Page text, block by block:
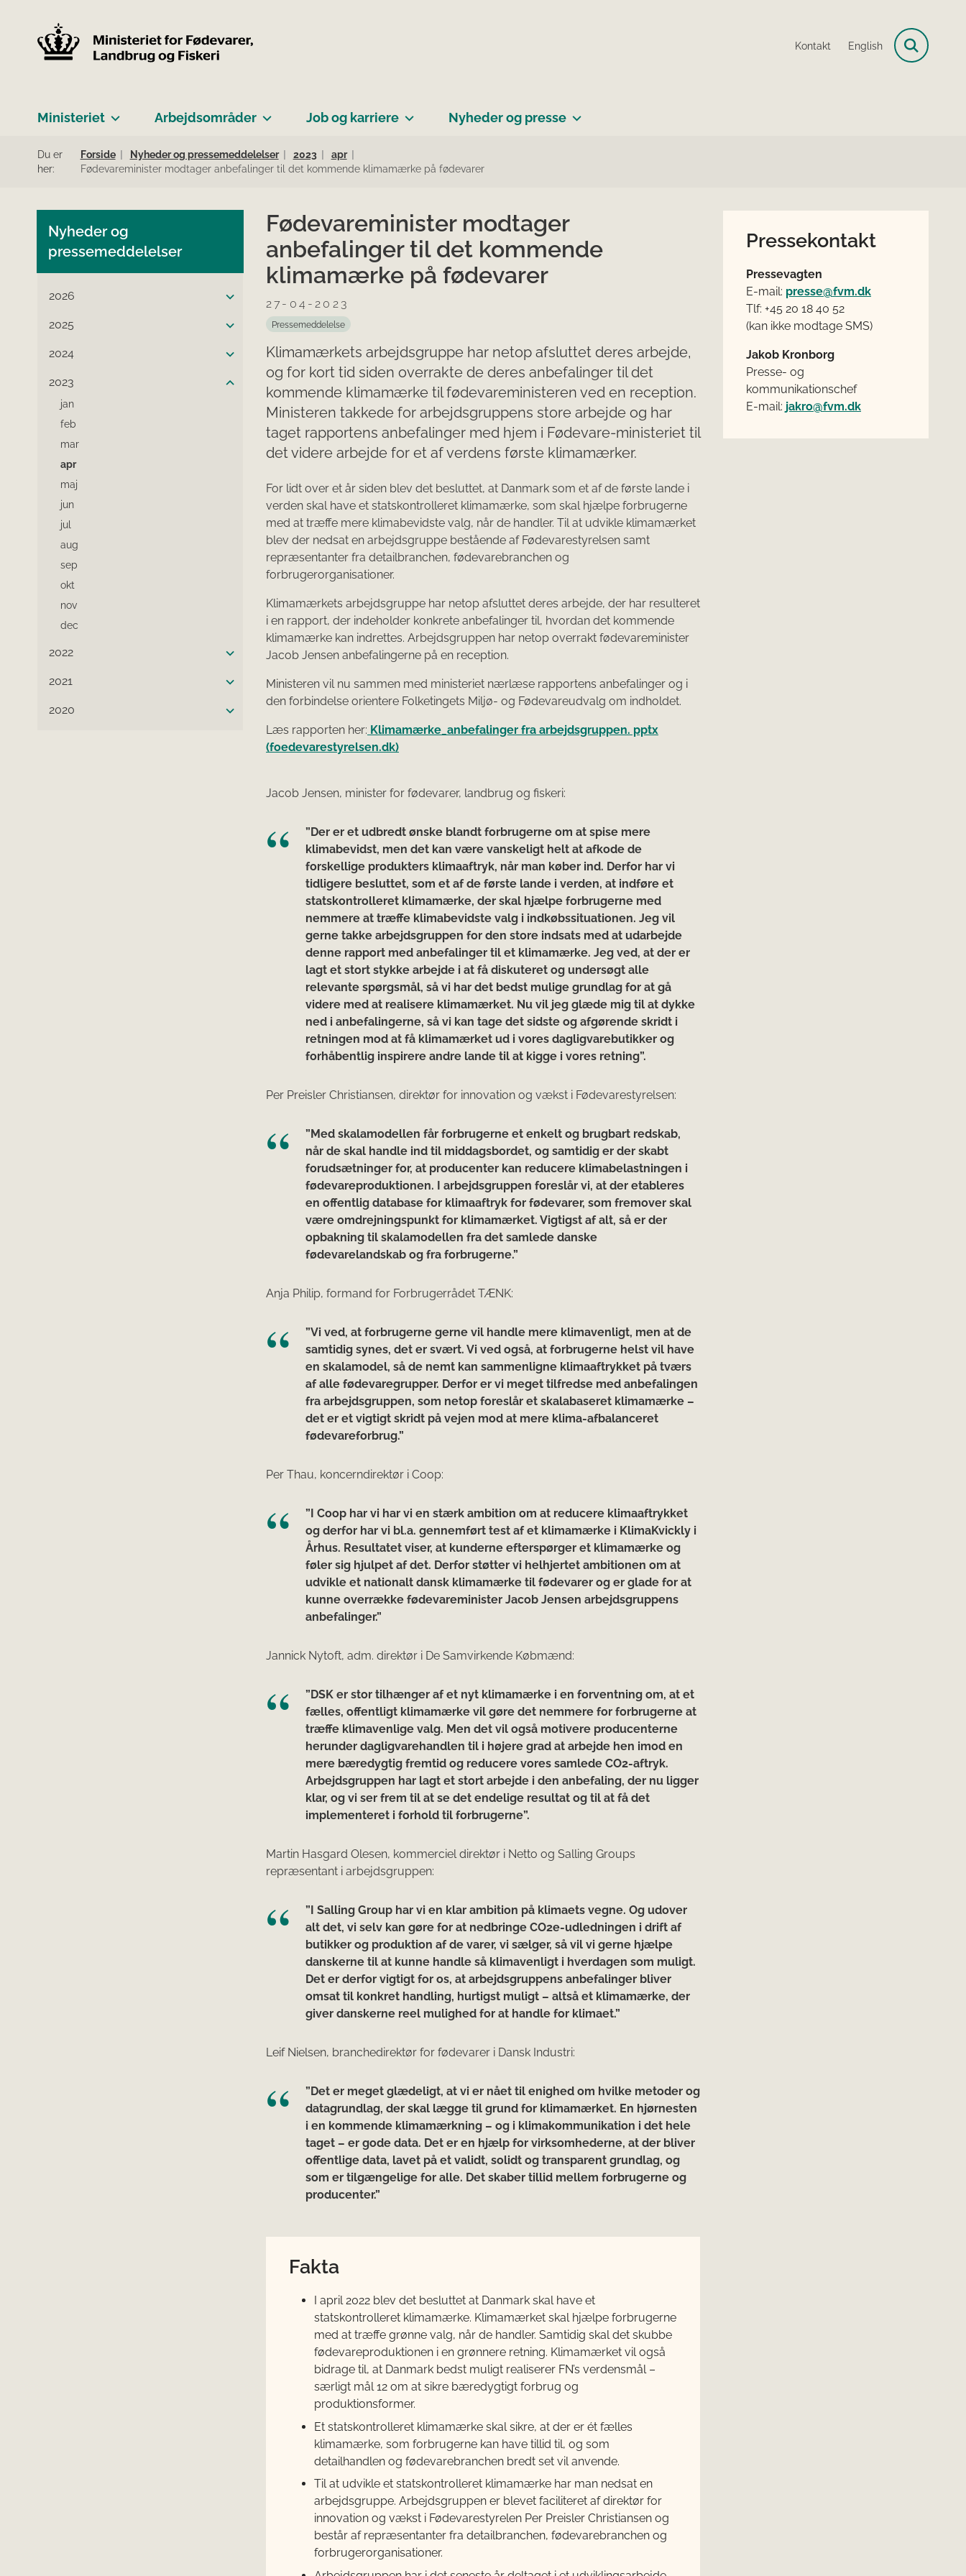
Kontakt English
Ministeriet Arbejdsområder Job og karriere Nyheder og presse
Du er
her:
Forside Nyheder og pressemeddelelser 2023
apr
Fødevareminister modtager anbefalinger til det kommende klimamærke på fødevarer
Nyheder og
pressemeddelelser
2026
2025
2024
2023
jan
feb
mar
apr
maj
jun
jul
aug
sep
okt
nov
dec
2022
2021
2020
Fødevareminister modtager
anbefalinger til det kommende
klimamærke på fødevarer
27-04-2023
Pressemeddelelse
Klimamærkets arbejdsgruppe har netop afsluttet deres arbejde,
og for kort tid siden overrakte de deres anbefalinger til det
kommende klimamærke til fødevareministeren ved en reception.
Ministeren takkede for arbejdsgruppens store arbejde og har
taget rapportens anbefalinger med hjem i Fødevare-ministeriet til
det videre arbejde for et af verdens første klimamærker.
For lidt over et år siden blev det besluttet, at Danmark som et af de første lande i
verden skal have et statskontrolleret klimamærke, som skal hjælpe forbrugerne
med at træffe mere klimabevidste valg, når de handler. Til at udvikle klimamærket
blev der nedsat en arbejdsgruppe bestående af Fødevarestyrelsen samt
repræsentanter fra detailbranchen, fødevarebranchen og
forbrugerorganisationer.
Klimamærkets arbejdsgruppe har netop afsluttet deres arbejde, der har resulteret
i en rapport, der indeholder konkrete anbefalinger til, hvordan det kommende
klimamærke kan indrettes. Arbejdsgruppen har netop overrakt fødevareminister
Jacob Jensen anbefalingerne på en reception.
Ministeren vil nu sammen med ministeriet nærlæse rapportens anbefalinger og i
den forbindelse orientere Folketingets Miljø- og Fødevareudvalg om indholdet.
Læs rapporten her: Klimamærke_anbefalinger fra arbejdsgruppen. pptx
(foedevarestyrelsen.dk)
Jacob Jensen, minister for fødevarer, landbrug og fiskeri:
”Der er et udbredt ønske blandt forbrugerne om at spise mere
klimabevidst, men det kan være vanskeligt helt at afkode de
forskellige produkters klimaaftryk, når man køber ind. Derfor har vi
tidligere besluttet, som et af de første lande i verden, at indføre et
statskontrolleret klimamærke, der skal hjælpe forbrugerne med
nemmere at træffe klimabevidste valg i indkøbssituationen. Jeg vil
gerne takke arbejdsgruppen for den store indsats med at udarbejde
denne rapport med anbefalinger til et klimamærke. Jeg ved, at der er
lagt et stort stykke arbejde i at få diskuteret og undersøgt alle
relevante spørgsmål, så vi har det bedst mulige grundlag for at gå
videre med at realisere klimamærket. Nu vil jeg glæde mig til at dykke
ned i anbefalingerne, så vi kan tage det sidste og afgørende skridt i
retningen mod at få klimamærket ud i vores dagligvarebutikker og
forhåbentlig inspirere andre lande til at kigge i vores retning”.
Per Preisler Christiansen, direktør for innovation og vækst i Fødevarestyrelsen:
”Med skalamodellen får forbrugerne et enkelt og brugbart redskab,
når de skal handle ind til middagsbordet, og samtidig er der skabt
forudsætninger for, at producenter kan reducere klimabelastningen i
fødevareproduktionen. I arbejdsgruppen foreslår vi, at der etableres
en offentlig database for klimaaftryk for fødevarer, som fremover skal
være omdrejningspunkt for klimamærket. Vigtigst af alt, så er der
opbakning til skalamodellen fra det samlede danske
fødevarelandskab og fra forbrugerne.”
Anja Philip, formand for Forbrugerrådet TÆNK:
”Vi ved, at forbrugerne gerne vil handle mere klimavenligt, men at de
samtidig synes, det er svært. Vi ved også, at forbrugerne helst vil have
en skalamodel, så de nemt kan sammenligne klimaaftrykket på tværs
af alle fødevaregrupper. Derfor er vi meget tilfredse med anbefalingen
fra arbejdsgruppen, som netop foreslår et skalabaseret klimamærke –
det er et vigtigt skridt på vejen mod at mere klima-afbalanceret
fødevareforbrug.”
Per Thau, koncerndirektør i Coop:
”I Coop har vi har vi en stærk ambition om at reducere klimaaftrykket
og derfor har vi bl.a. gennemført test af et klimamærke i KlimaKvickly i
Århus. Resultatet viser, at kunderne efterspørger et klimamærke og
føler sig hjulpet af det. Derfor støtter vi helhjertet ambitionen om at
udvikle et nationalt dansk klimamærke til fødevarer og er glade for at
kunne overrække fødevareminister Jacob Jensen arbejdsgruppens
anbefalinger.”
Jannick Nytoft, adm. direktør i De Samvirkende Købmænd:
”DSK er stor tilhænger af et nyt klimamærke i en forventning om, at et
fælles, offentligt klimamærke vil gøre det nemmere for forbrugerne at
træffe klimavenlige valg. Men det vil også motivere producenterne
herunder dagligvarehandlen til i højere grad at arbejde hen imod en
mere bæredygtig fremtid og reducere vores samlede CO2-aftryk.
Arbejdsgruppen har lagt et stort arbejde i den anbefaling, der nu ligger
klar, og vi ser frem til at se det endelige resultat og til at få det
implementeret i forhold til forbrugerne”.
Martin Hasgard Olesen, kommerciel direktør i Netto og Salling Groups
repræsentant i arbejdsgruppen:
”I Salling Group har vi en klar ambition på klimaets vegne. Og udover
alt det, vi selv kan gøre for at nedbringe CO2e-udledningen i drift af
butikker og produktion af de varer, vi sælger, så vil vi gerne hjælpe
danskerne til at kunne handle så klimavenligt i hverdagen som muligt.
Det er derfor vigtigt for os, at arbejdsgruppens anbefalinger bliver
omsat til konkret handling, hurtigst muligt – altså et klimamærke, der
giver danskerne reel mulighed for at handle for klimaet.”
Leif Nielsen, branchedirektør for fødevarer i Dansk Industri:
”Det er meget glædeligt, at vi er nået til enighed om hvilke metoder og
datagrundlag, der skal lægge til grund for klimamærket. En hjørnesten
i en kommende klimamærkning – og i klimakommunikation i det hele
taget – er gode data. Det er en hjælp for virksomhederne, at der bliver
offentlige data, lavet på et validt, solidt og transparent grundlag, og
som er tilgængelige for alle. Det skaber tillid mellem forbrugerne og
producenter.”
Fakta
I april 2022 blev det besluttet at Danmark skal have et
statskontrolleret klimamærke. Klimamærket skal hjælpe forbrugerne
med at træffe grønne valg, når de handler. Samtidig skal det skubbe
fødevareproduktionen i en grønnere retning. Klimamærket vil også
bidrage til, at Danmark bedst muligt realiserer FN’s verdensmål –
særligt mål 12 om at sikre bæredygtigt forbrug og
produktionsformer.
Et statskontrolleret klimamærke skal sikre, at der er ét fælles
klimamærke, som forbrugerne kan have tillid til, og som
detailhandlen og fødevarebranchen bredt set vil anvende.
Til at udvikle et statskontrolleret klimamærke har man nedsat en
arbejdsgruppe. Arbejdsgruppen er blevet faciliteret af direktør for
innovation og vækst i Fødevarestyrelen Per Preisler Christiansen og
består af repræsentanter fra detailbranchen, fødevarebranchen og
forbrugerorganisationer.
Pressekontakt
Pressevagten
E-mail: presse@fvm.dk
Tlf: +45 20 18 40 52
(kan ikke modtage SMS)
Jakob Kronborg
Presse- og
kommunikationschef
E-mail: jakro@fvm.dk